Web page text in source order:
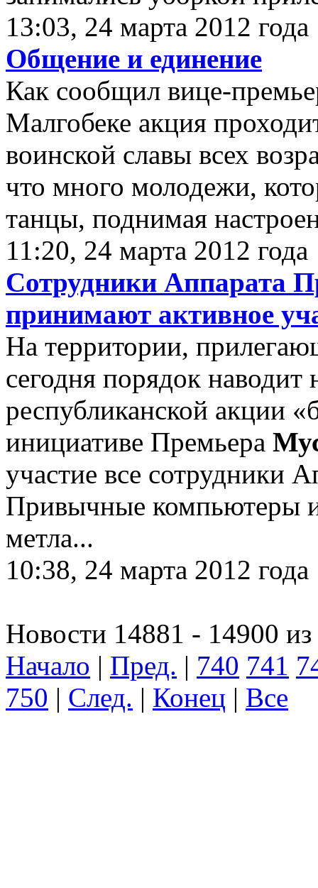
13:03, 24 марта 2012 года
Общение и единение
Как сообщил вице-
Малгобеке акция
воинской славы всех
что много молодежи,
танцы, поднимая
11:20, 24 марта 2012 года
Сотрудники Аппарата
принимают активное
На территории,
сегодня порядок наводит
республиканской акции
инициативе Премьера
участие все сотрудники
Привычные компьютеры
метла...
10:38, 24 марта 2012 года
Новости 14881 - 14900
Начало | Пред. | 740 741
750 | След. | Конец | Все